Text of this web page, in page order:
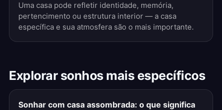
Uma casa pode refletir identidade, memória,
pertencimento ou estrutura interior — a casa
específica e sua atmosfera são o mais importante.
Explorar sonhos mais específicos
Sonhar com casa assombrada: o que significa